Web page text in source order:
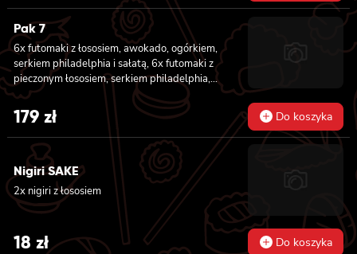
Pak 7
6x futomaki z łososiem, awokado, ogórkiem,
serkiem philadelphia i sałatą, 6x futomaki z
pieczonym łososiem, serkiem philadelphia,
awokado, ogórkiem, kanpyo, sałatą, sosem
teriyaki i sezamem, 6x futomaki z krewetką
w tempurze, ogórkiem, sałatą i majonezem
lekko pikantnym, 8x hosomaki z łososiem, 8x
hosomaki z ogórkiem, 8x california z
łososiem, ogórkiem, serkiem philadelphia,
awokado i masago, 8x california z krewetką,
majonezem lekko pikantnym, awokado,
ogórkiem, masago i sezamem, 2x nigiri z
łososiem, 2x nigiri z tuńczykiem, 2x nigiri z
krewetką
179 zł Do koszyka
Nigiri SAKE
2x nigiri z łososiem
18 zł Do koszyka